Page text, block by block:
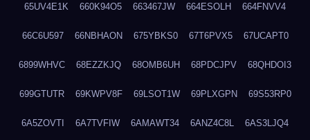
65UV4E1K 660K94O5 663467JW 664ESOLH 664FNVV4
66C6U597 66NBHAON 675YBKS0 67T6PVX5 67UCAPT0
6899WHVC 68EZZKJQ 68OMB6UH 68PDCJPV 68QHDOI3
699GTUTR 69KWPV8F 69LSOT1W 69PLXGPN 69S53RP0
6A5ZOVTI 6A7TVFIW 6AMAWT34 6ANZ4C8L 6AS3LJQ4